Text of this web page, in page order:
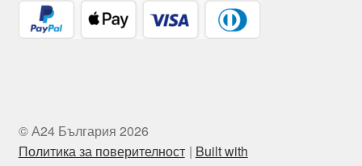
© А24 България 2026
Политика за поверителност
Built with